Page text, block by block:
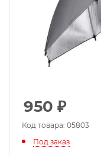
950 ₽
Код товара: 05803
Под заказ